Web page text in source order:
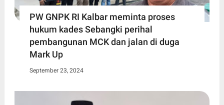
PW GNPK RI Kalbar meminta proses
hukum kades Sebangki perihal
pembangunan MCK dan jalan di duga
Mark Up
September 23, 2024